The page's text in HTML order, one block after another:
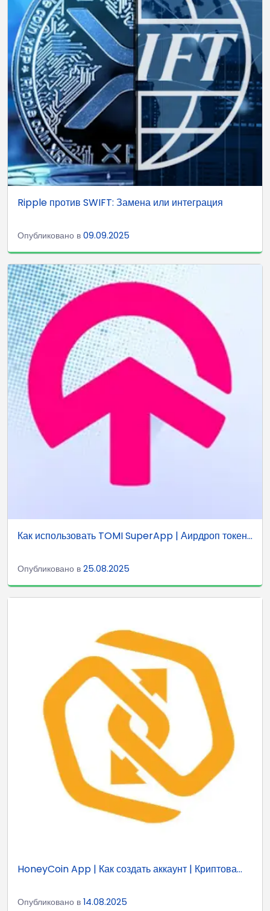
Ripple против SWIFT: Замена или интеграция
Опубликовано в 09.09.2025
Как использовать TOMI SuperApp | Аирдроп токен...
Опубликовано в 25.08.2025
HoneyCoin App | Как создать аккаунт | Криптова...
Опубликовано в 14.08.2025